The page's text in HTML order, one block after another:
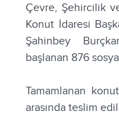
Çevre, Şehircilik
Konut İdaresi
Şahinbey
başlanan 876
Tamamlanan
arasında teslim